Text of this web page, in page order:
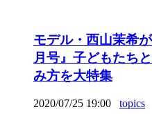
モデル・西山茉希
月号』子どもたち
み方を大特集
2020/07/25 19:00 topics